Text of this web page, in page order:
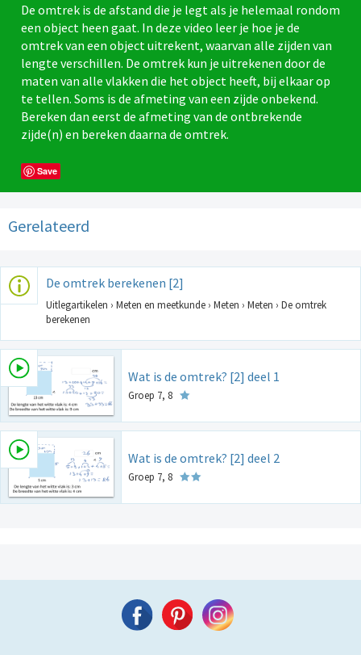
De omtrek is de afstand die je legt als je helemaal rondom
een object heen gaat. In deze video leer je hoe je de
omtrek van een object uitrekent, waarvan alle zijden van
lengte verschillen. De omtrek kun je uitrekenen door de
maten van alle vlakken die het object heeft, bij elkaar op
te tellen. Soms is de afmeting van een zijde onbekend.
Bereken dan eerst de afmeting van de ontbrekende
zijde(n) en bereken daarna de omtrek.
Save
Gerelateerd
De omtrek berekenen [2]
Uitlegartikelen › Meten en meetkunde › Meten › Meten › De omtrek
berekenen
Wat is de omtrek? [2] deel 1
Groep 7, 8
Wat is de omtrek? [2] deel 2
Groep 7, 8